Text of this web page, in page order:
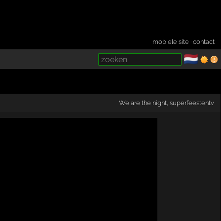
mobiele site ·contact
🇳🇱
We are the night ,superfeestentv